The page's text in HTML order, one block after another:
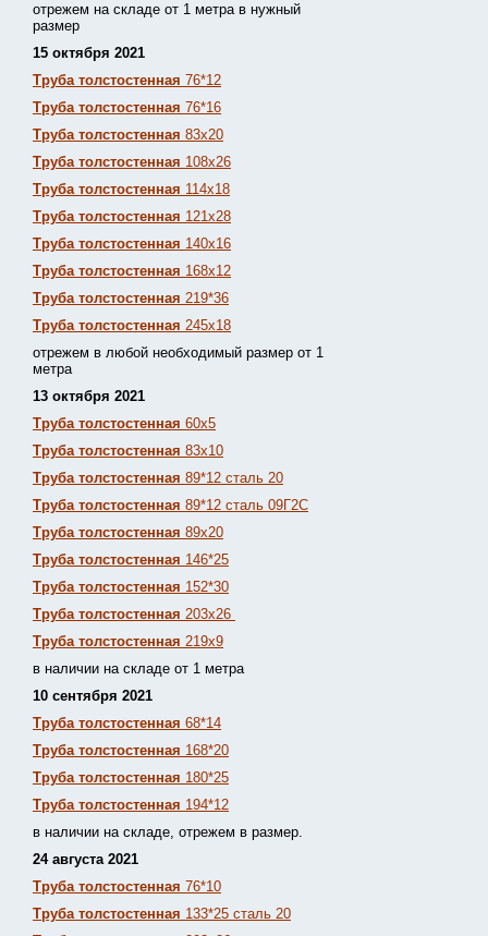
отрежем на складе от 1 метра в нужный
размер
15 октября 2021
Труба толстостенная 76*12
Труба толстостенная 76*16
Труба толстостенная 83х20
Труба толстостенная 108х26
Труба толстостенная 114х18
Труба толстостенная 121х28
Труба толстостенная 140х16
Труба толстостенная 168х12
Труба толстостенная 219*36
Труба толстостенная 245х18
отрежем в любой необходимый размер от 1
метра
13 октября 2021
Труба толстостенная 60х5
Труба толстостенная 83х10
Труба толстостенная 89*12 сталь 20
Труба толстостенная 89*12 сталь 09Г2С
Труба толстостенная 89х20
Труба толстостенная 146*25
Труба толстостенная 152*30
Труба толстостенная 203х26
Труба толстостенная 219х9
в наличии на складе от 1 метра
10 сентября 2021
Труба толстостенная 68*14
Труба толстостенная 168*20
Труба толстостенная 180*25
Труба толстостенная 194*12
в наличии на складе, отрежем в размер.
24 августа 2021
Труба толстостенная 76*10
Труба толстостенная 133*25 сталь 20